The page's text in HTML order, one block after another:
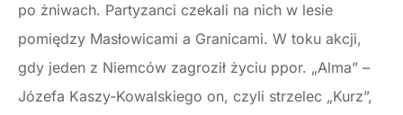
po żniwach. Partyzanci czekali na nich w lesie
pomiędzy Masłowicami a Granicami. W toku akcji,
gdy jeden z Niemców zagroził życiu ppor. „Alma” –
Józefa Kaszy-Kowalskiego on, czyli strzelec „Kurz”,